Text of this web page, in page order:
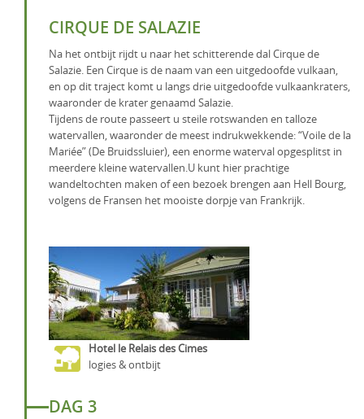
CIRQUE DE SALAZIE
Na het ontbijt rijdt u naar het schitterende dal Cirque de
Salazie. Een Cirque is de naam van een uitgedoofde vulkaan,
en op dit traject komt u langs drie uitgedoofde vulkaankraters,
waaronder de krater genaamd Salazie.
Tijdens de route passeert u steile rotswanden en talloze
watervallen, waaronder de meest indrukwekkende: “Voile de la
Mariée” (De Bruidssluier), een enorme waterval opgesplitst in
meerdere kleine watervallen.U kunt hier prachtige
wandeltochten maken of een bezoek brengen aan Hell Bourg,
volgens de Fransen het mooiste dorpje van Frankrijk.
Hotel le Relais des Cimes
logies & ontbijt
DAG 3